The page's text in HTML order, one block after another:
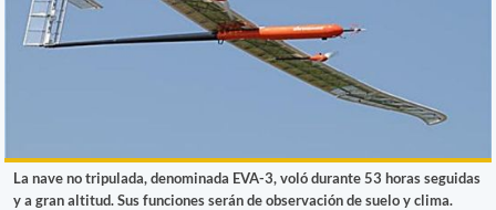
La nave no tripulada, denominada EVA-3, voló durante 53 horas seguidas
y a gran altitud. Sus funciones serán de observación de suelo y clima.